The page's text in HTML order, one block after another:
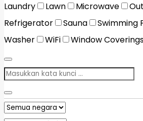
Laundry
Lawn Microwave
Refrigerator
Sauna Swimming
Washer
WiFi Window